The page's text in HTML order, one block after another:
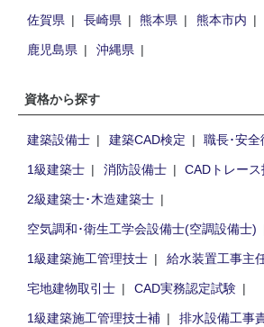
佐賀県
長崎県 熊本県 熊本市内
鹿児島県
沖縄県
資格から探す
建築設備士 建築CAD検定
職長･安
1級建築士
消防設備士
CADトレー
2級建築士･木造建築士
空気調和･衛生工学会設備士(空調設備士)
1級建築施工管理技士
給水装置工事主
宅地建物取引士
CAD実務認定試験
1級建築施工管理技士補
排水設備工事